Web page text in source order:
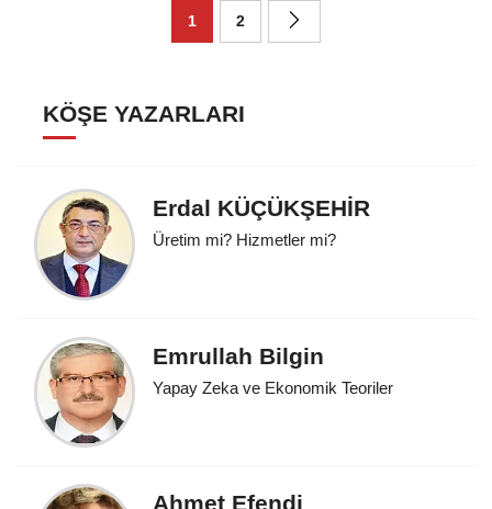
1 2
KÖŞE YAZARLARI
Erdal KÜÇÜKŞEHİR
Üretim mi? Hizmetler mi?
Emrullah Bilgin
Yapay Zeka ve Ekonomik Teoriler
Ahmet Efendi